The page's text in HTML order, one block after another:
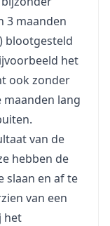
3 maanden
blootgesteld
het
ook zonder
lang
van de
hebben de
slaan en af te
van een
het